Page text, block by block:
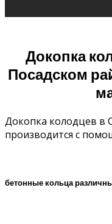
Докопка
Посадском
Докопка колодцев в
производится с
бетонные кольца